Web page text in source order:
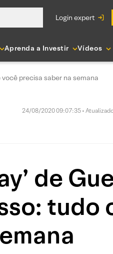
login expert
Aprenda a Investir Vídeos
precisa saber na semana
24/08/2020 09:07:35 •
de
tudo